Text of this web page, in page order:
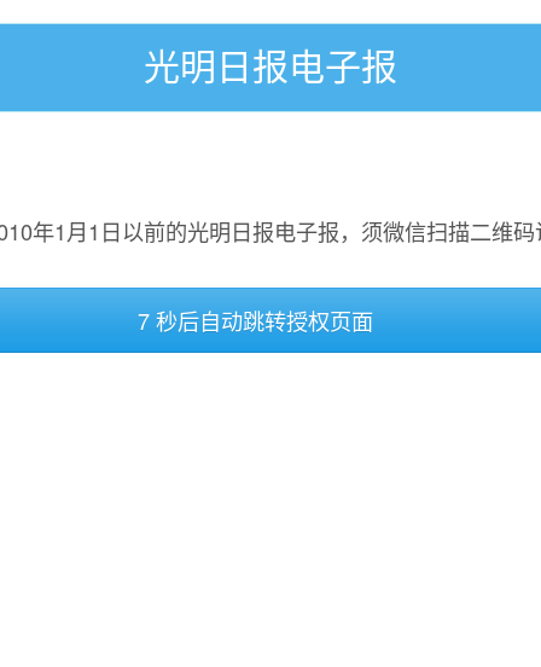
光明日报电子报
年1月1日以前的光明日报电子报，须微信扫描二维
7 秒后自动跳转授权页面